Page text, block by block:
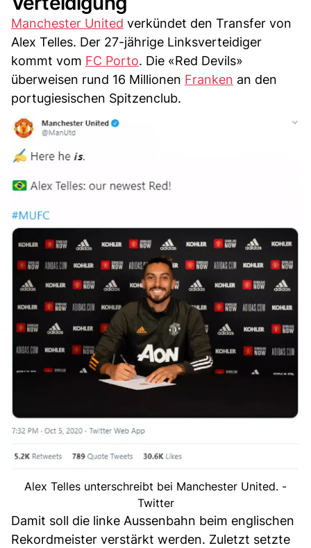
Manchester United verkündet den Transfer von
Alex Telles. Der 27-jährige Linksverteidiger
kommt vom FC Porto. Die «Red Devils»
überweisen rund 16 Millionen Franken an den
portugiesischen Spitzenclub.
Alex Telles unterschreibt bei Manchester United. -
Twitter
Damit soll die linke Aussenbahn beim englischen
Rekordmeister verstärkt werden. Zuletzt setzte